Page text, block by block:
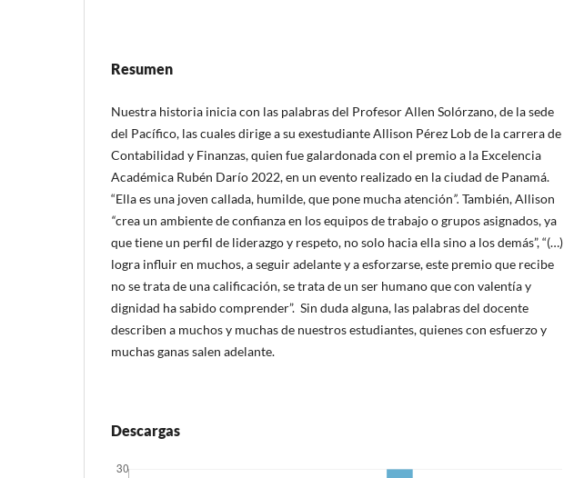
Resumen
Nuestra historia inicia con las palabras del Profesor Allen Solórzano, de la sede
del Pacífico, las cuales dirige a su exestudiante Allison Pérez Lob de la carrera de
Contabilidad y Finanzas, quien fue galardonada con el premio a la Excelencia
Académica Rubén Darío 2022, en un evento realizado en la ciudad de Panamá.
“Ella es una joven callada, humilde, que pone mucha atención”. También, Allison
“crea un ambiente de confianza en los equipos de trabajo o grupos asignados, ya
que tiene un perfil de liderazgo y respeto, no solo hacia ella sino a los demás”, “(…)
logra influir en muchos, a seguir adelante y a esforzarse, este premio que recibe
no se trata de una calificación, se trata de un ser humano que con valentía y
dignidad ha sabido comprender”. Sin duda alguna, las palabras del docente
describen a muchos y muchas de nuestros estudiantes, quienes con esfuerzo y
muchas ganas salen adelante.
Descargas